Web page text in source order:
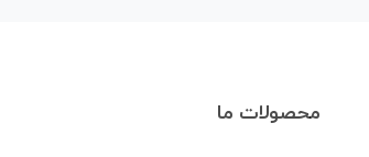
محصولات ما